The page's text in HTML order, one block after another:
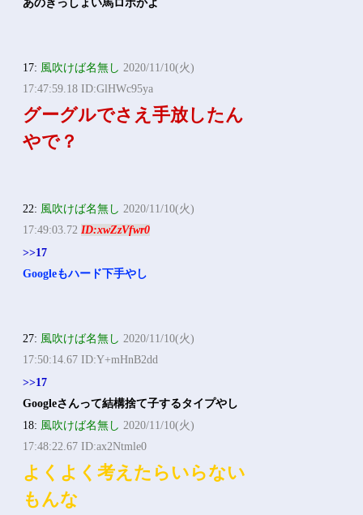
あのきっしょい馬ロボかよ
17: 風吹けば名無し 2020/11/10(火)
17:47:59.18 ID:GlHWc95ya
グーグルでさえ手放したん
やで？
22: 風吹けば名無し 2020/11/10(火)
17:49:03.72ID:xwZzVfwr0
>>17
Googleもハード下手やし
27: 風吹けば名無し 2020/11/10(火)
17:50:14.67 ID:Y+mHnB2dd
>>17
Googleさんって結構捨て子するタイプやし
18: 風吹けば名無し 2020/11/10(火)
17:48:22.67 ID:ax2Ntmle0
よくよく考えたらいらない
もんな